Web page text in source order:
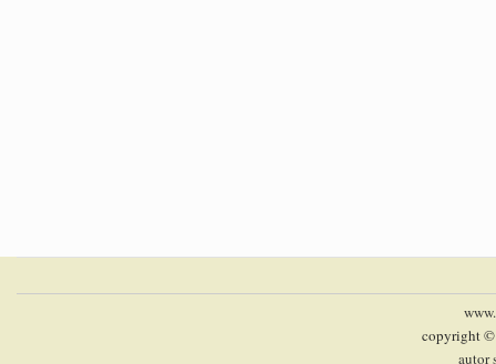
copyright
autor